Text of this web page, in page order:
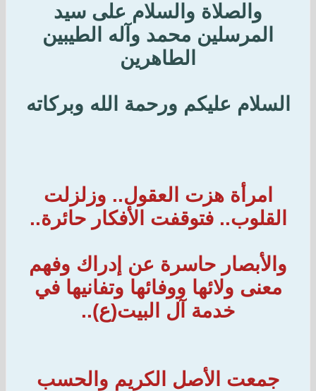
والصلاة والسلام على سيد
المرسلين محمد وآله الطيبين
الطاهرين
السلام عليكم ورحمة الله وبركاته
امرأة هزت العقول.. وزلزلت
القلوب.. فتوقفت الأفكار حائرة..
والأبصار حاسرة عن إدراك وفهم
معنى ولائها ووفائها وتفانيها في
خدمة آل البيت(ع)..
جمعت الأصل الكريم والحسب